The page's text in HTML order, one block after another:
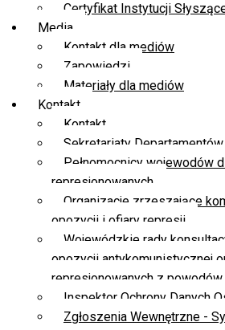
Certyfikat Instytucji
Media
Kontakt dla mediów
Zapowiedzi
Materiały dla mediów
Kontakt
Kontakt
Sekretariaty
Pełnomocnicy wojewodów
represjonowanych
Organizacje zrzeszające
opozycji i ofiary represji
Wojewódzkie rady
opozycji antykomunistycznej
represjonowanych z
Inspektor Ochrony Danych
Zgłoszenia Wewnętrzne -